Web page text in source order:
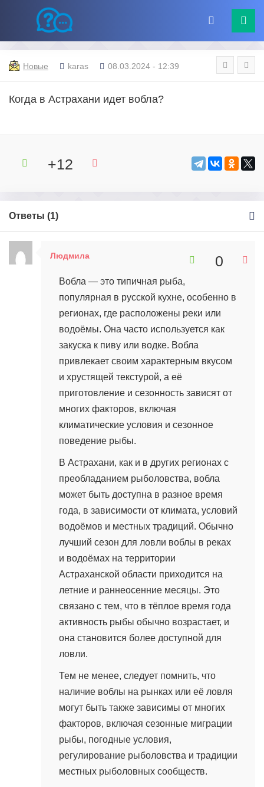
Новые karas 08.03.2024 - 12:39
Когда в Астрахани идет вобла?
+12
Ответы (1)
Людмила
Вобла — это типичная рыба,
популярная в русской кухне, особенно в
регионах, где расположены реки или
водоёмы. Она часто используется как
закуска к пиву или водке. Вобла
привлекает своим характерным вкусом
и хрустящей текстурой, а её
приготовление и сезонность зависят от
многих факторов, включая
климатические условия и сезонное
поведение рыбы.
В Астрахани, как и в других регионах с
преобладанием рыболовства, вобла
может быть доступна в разное время
года, в зависимости от климата, условий
водоёмов и местных традиций. Обычно
лучший сезон для ловли воблы в реках
и водоёмах на территории
Астраханской области приходится на
летние и раннеосенние месяцы. Это
связано с тем, что в тёплое время года
активность рыбы обычно возрастает, и
она становится более доступной для
ловли.
Тем не менее, следует помнить, что
наличие воблы на рынках или её ловля
могут быть также зависимы от многих
факторов, включая сезонные миграции
рыбы, погодные условия,
регулирование рыболовства и традиции
местных рыболовных сообществ.
0